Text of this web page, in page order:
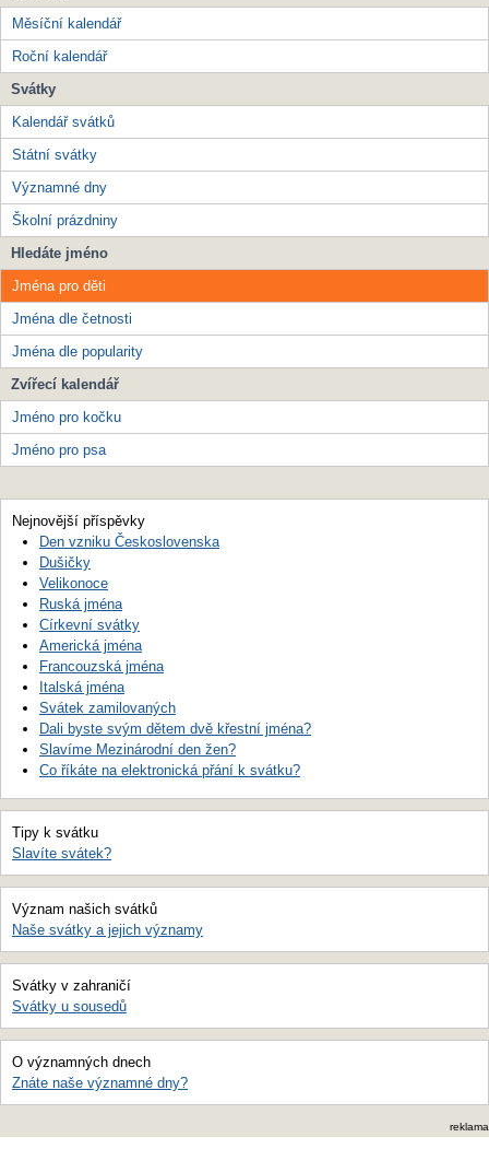
Měsíční kalendář
Roční kalendář
Svátky
Kalendář svátků
Státní svátky
Významné dny
Školní prázdniny
Hledáte jméno
Jména pro děti
Jména dle četnosti
Jména dle popularity
Zvířecí kalendář
Jméno pro kočku
Jméno pro psa
Nejnovější příspěvky
Den vzniku Československa
Dušičky
Velikonoce
Ruská jména
Církevní svátky
Americká jména
Francouzská jména
Italská jména
Svátek zamilovaných
Dali byste svým dětem dvě křestní jména?
Slavíme Mezinárodní den žen?
Co říkáte na elektronická přání k svátku?
Tipy k svátku
Slavíte svátek?
Význam našich svátků
Naše svátky a jejich významy
Svátky v zahraničí
Svátky u sousedů
O významných dnech
Znáte naše významné dny?
reklama